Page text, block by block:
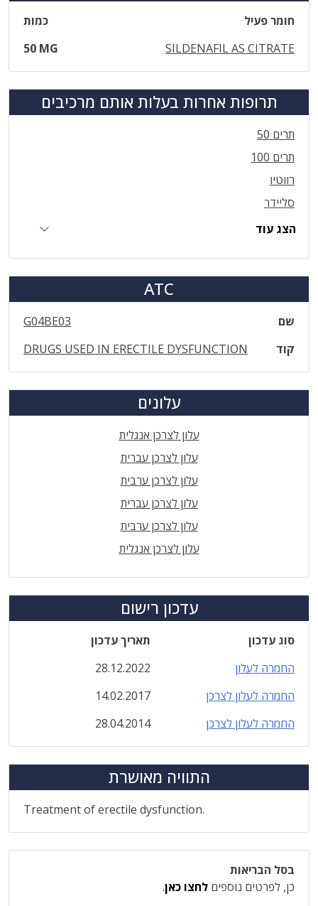
חומר פעיל
כמות
SILDENAFIL AS CITRATE
50 MG
תרופות אחרות בעלות אותם מרכיבים
תרים 50
תרים 100
רווטיו
סליידר
הצג עוד
ATC
שם
G04BE03
קוד
DRUGS USED IN ERECTILE DYSFUNCTION
עלונים
עלון לצרכן אנגלית
עלון לצרכן עברית
עלון לצרכן ערבית
עלון לצרכן עברית
עלון לצרכן ערבית
עלון לצרכן אנגלית
עדכון רישום
סוג עדכון
תאריך עדכון
החמרה לעלון
28.12.2022
החמרה לעלון לצרכן
14.02.2017
החמרה לעלון לצרכן
28.04.2014
התוויה מאושרת
Treatment of erectile dysfunction.
בסל הבריאות
כן, לפרטים נוספים לחצו כאן.